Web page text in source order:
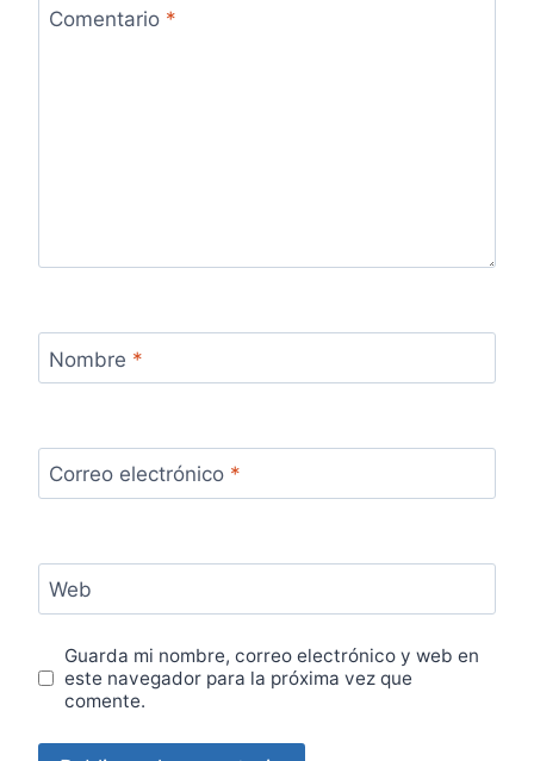
Comentario *
Nombre *
Correo electrónico *
Web
Guarda mi nombre, correo electrónico y web en
este navegador para la próxima vez que
comente.